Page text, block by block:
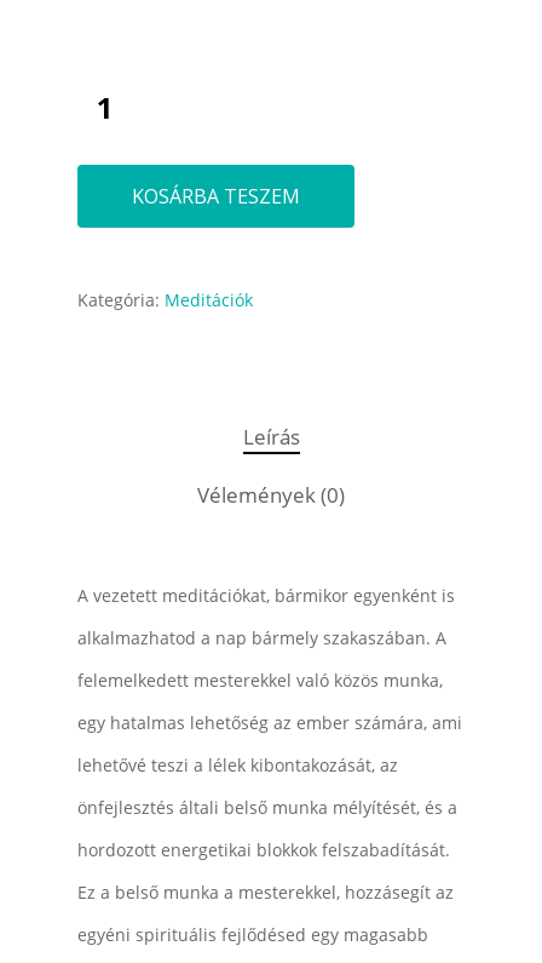
KOSÁRBA TESZEM
Kategória: Meditációk
Leírás
Vélemények (0)
A vezetett meditációkat, bármikor egyenként is
alkalmazhatod a nap bármely szakaszában. A
felemelkedett mesterekkel való közös munka,
egy hatalmas lehetőség az ember számára, ami
lehetővé teszi a lélek kibontakozását, az
önfejlesztés általi belső munka mélyítését, és a
hordozott energetikai blokkok felszabadítását.
Ez a belső munka a mesterekkel, hozzásegít az
egyéni spirituális fejlődésed egy magasabb